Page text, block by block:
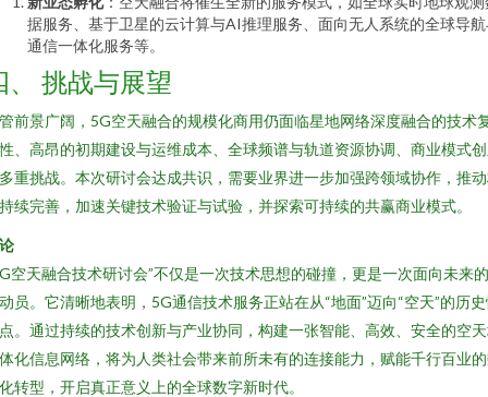
据服务、基于卫星的云计算与AI推理服务、面向无人系统的全球导
通信一体化服务等。
、 挑战与展望
前景广阔，5G空天融合的规模化商用仍面临星地网络深度融合的技术
、高昂的初期建设与运维成本、全球频谱与轨道资源协调、商业模式
重挑战。本次研讨会达成共识，需要业界进一步加强跨领域协作，推
续完善，加速关键技术验证与试验，并探索可持续的共赢商业模式。
空天融合技术研讨会”不仅是一次技术思想的碰撞，更是一次面向未来
员。它清晰地表明，5G通信技术服务正站在从“地面”迈向“空天”的历
。通过持续的技术创新与产业协同，构建一张智能、高效、安全的空
化信息网络，将为人类社会带来前所未有的连接能力，赋能千行百业
转型，开启真正意义上的全球数字新时代。